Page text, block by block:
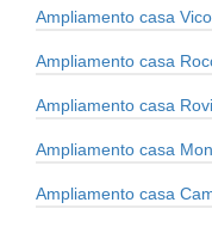
Ampliamento casa
Ampliamento casa
Ampliamento casa
Ampliamento casa
Ampliamento casa